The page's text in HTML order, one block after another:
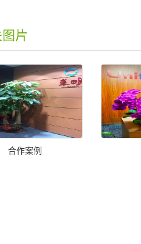
片
合作案例